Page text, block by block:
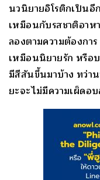
นวนิยายอิโรติกเป็นอี
เหมือนกับรสชาติอาห
ลองตามความต้องกา
เหมือนนิยายรัก หรือ
มีสีสันขึ้นมาบ้าง ทว่า
ยะจะไม่มีความเผ็ดอ